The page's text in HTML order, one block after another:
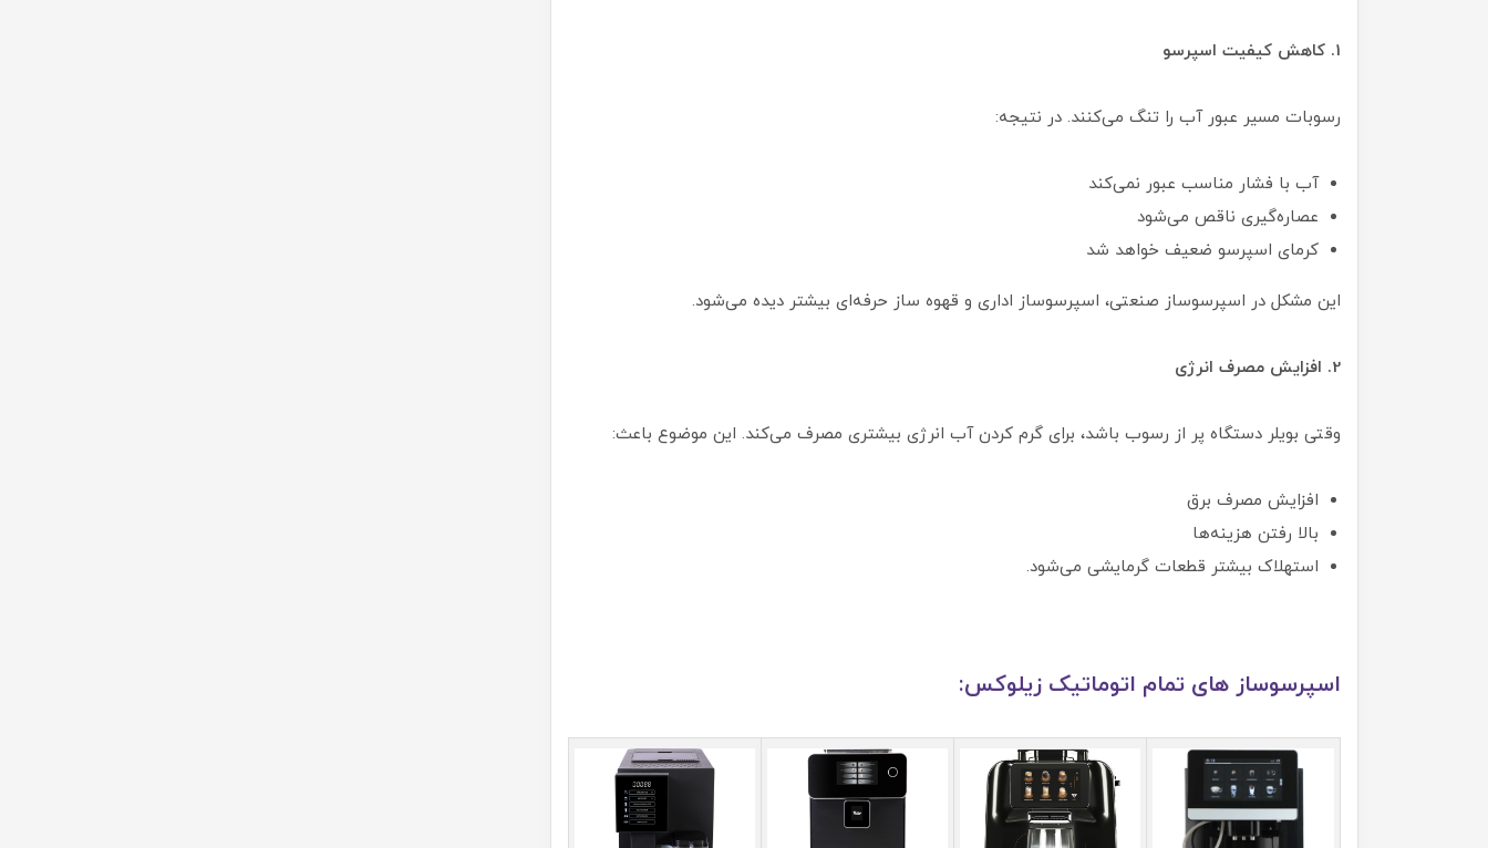
1. کاهش کیفیت اسپرسو
رسوبات مسیر عبور آب را تنگ می‌کنند. در نتیجه:
آب با فشار مناسب عبور نمی‌کند
عصاره‌گیری ناقص می‌شود
کرمای اسپرسو ضعیف خواهد شد
این مشکل در اسپرسوساز صنعتی، اسپرسوساز اداری و قهوه ساز حرفه‌ای بیشتر دیده می‌شود.
2. افزایش مصرف انرژی
وقتی بویلر دستگاه پر از رسوب باشد، برای گرم کردن آب انرژی بیشتری مصرف می‌کند. این موضوع باعث:
افزایش مصرف برق
بالا رفتن هزینه‌ها
استهلاک بیشتر قطعات گرمایشی می‌شود.
اسپرسوساز های تمام اتوماتیک زیلوکس: